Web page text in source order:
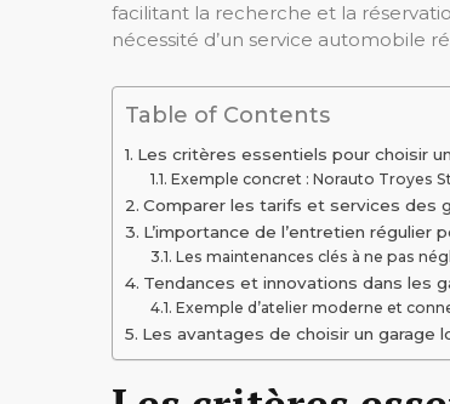
facilitant la recherche et la
nécessité d’un service automobile
Table of Contents
Les critères essentiels pour choisir
Exemple concret : Norauto Troyes
Comparer les tarifs et services des
L’importance de l’entretien
Les maintenances clés à ne pas
Tendances et innovations dans les
Exemple d’atelier moderne et
Les avantages de choisir un